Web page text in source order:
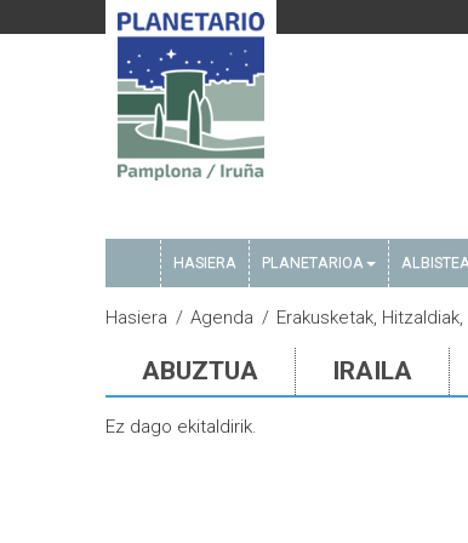
HASIERA PLANETARIOA
Hasiera Agenda Erakusketak,
ABUZTUA IRAILA
Ez dago ekitaldirik.